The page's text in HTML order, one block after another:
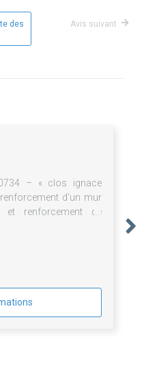
des
Avis suivant
– « clos ignace
d'un mur
et renforcement de